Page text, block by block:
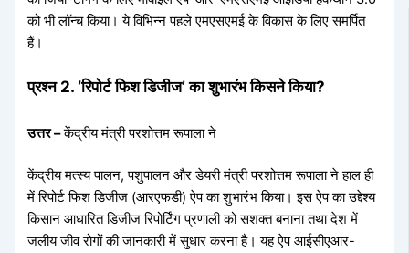
को भी लॉन्च किया। ये विभिन्न पहले एमएसएमई के विकास के लिए समर्पित
हैं।
प्रश्न 2. ‘रिपोर्ट फिश डिजीज’ का शुभारंभ किसने किया?
उत्तर –केंद्रीय मंत्री परशोत्तम रूपाला ने
केंद्रीय मत्स्य पालन, पशुपालन और डेयरी मंत्री परशोत्तम रूपाला ने हाल ही
में रिपोर्ट फिश डिजीज (आरएफडी) ऐप का शुभारंभ किया। इस ऐप का उद्देश्य
किसान आधारित डिजीज रिपोर्टिंग प्रणाली को सशक्त बनाना तथा देश में
जलीय जीव रोगों की जानकारी में सुधार करना है। यह ऐप आईसीएआर-